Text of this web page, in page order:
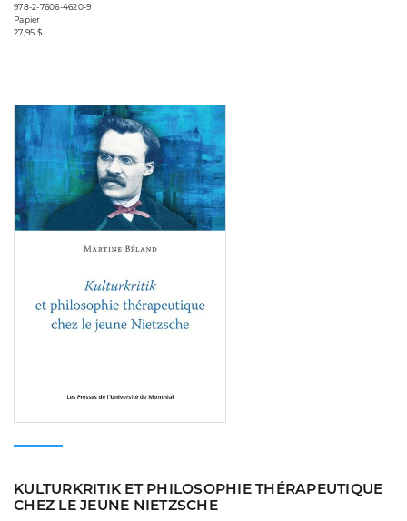
978-2-7606-4620-9
Papier
27,95 $
KULTURKRITIK ET PHILOSOPHIE THÉRAPEUTIQUE
CHEZ LE JEUNE NIETZSCHE